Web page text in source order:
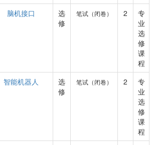
脑机接口
选
修
笔试（闭卷） 2
专
业
选
修
课
程
智能机器人
选
修
笔试（闭卷） 2
专
业
选
修
课
程